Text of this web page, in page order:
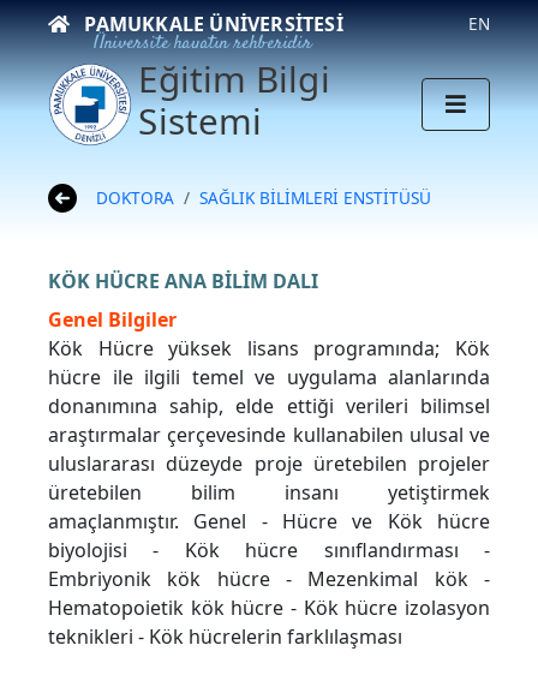
PAMUKKALE ÜNIVERSITESI
Üniversite hayatın rehberidir
EN
Eğitim Bilgi
Sistemi
DOKTORA SAĞLIK BİLİMLERİ ENSTİTÜSÜ
KÖK HÜCRE ANA BİLİM DALI
Genel Bilgiler
Kök Hücre yüksek lisans programında; Kök
hücre ile ilgili temel ve uygulama alanlarında
donanımına sahip, elde ettiği verileri bilimsel
araştırmalar çerçevesinde kullanabilen ulusal ve
uluslararası düzeyde proje üretebilen projeler
üretebilen bilim insanı yetiştirmek
amaçlanmıştır. Genel - Hücre ve Kök hücre
biyolojisi - Kök hücre sınıflandırması -
Embriyonik kök hücre - Mezenkimal kök -
Hematopoietik kök hücre - Kök hücre izolasyon
teknikleri - Kök hücrelerin farklılaşması